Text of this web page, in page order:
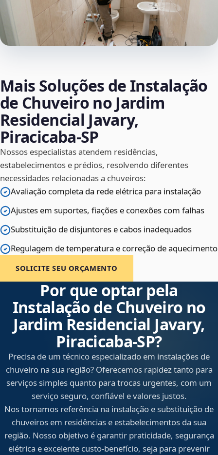
Mais Soluções de Instalação
de Chuveiro no Jardim
Residencial Javary,
Piracicaba‑SP
Nossos especialistas atendem residências,
estabelecimentos e prédios, resolvendo diferentes
necessidades relacionadas a chuveiros:
Avaliação completa da rede elétrica para instalação
Ajustes em suportes, fiações e conexões com falhas
Substituição de disjuntores e cabos inadequados
Regulagem de temperatura e correção de aquecimento
SOLICITE SEU ORÇAMENTO
Por que optar pela
Instalação de Chuveiro no
Jardim Residencial Javary,
Piracicaba‑SP?
Precisa de um técnico especializado em instalações de
chuveiro na sua região? Oferecemos rapidez tanto para
serviços simples quanto para trocas urgentes, com um
serviço seguro, confiável e valores justos.
Nos tornamos referência na instalação e substituição de
chuveiros em residências e estabelecimentos da sua
região. Nosso objetivo é garantir praticidade, segurança
elétrica e excelente custo-benefício, seja para prevenir